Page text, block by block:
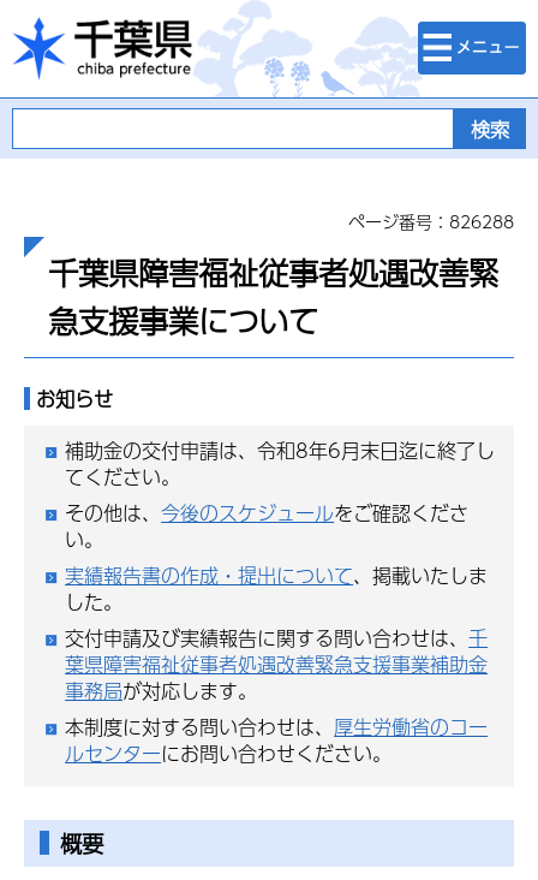
千葉県
検索・メニュ
ー
ページ番号：826288
千葉県障害福祉従事者処遇改善緊
急支援事業について
お知らせ
補助金の交付申請は、令和8年6月末日迄に終了し
てください。
その他は、今後のスケジュールをご確認くださ
い。
実績報告書の作成・提出について、掲載いたしま
した。
交付申請及び実績報告に関する問い合わせは、千
葉県障害福祉従事者処遇改善緊急支援事業補助金
事務局が対応します。
本制度に対する問い合わせは、厚生労働省のコー
ルセンターにお問い合わせください。
概要